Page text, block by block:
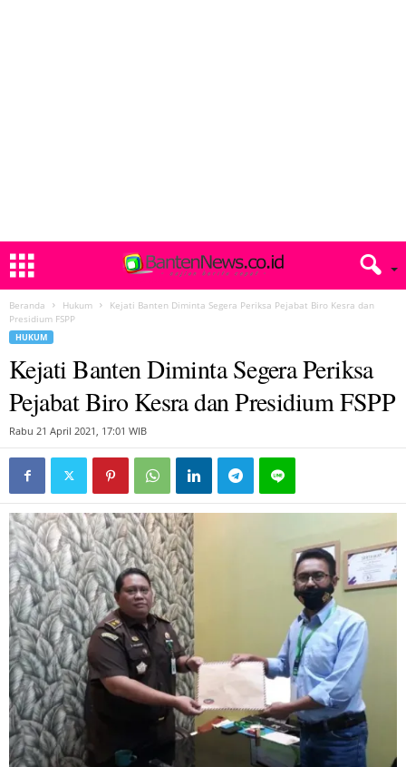
Beranda Hukum
Kejati Banten Diminta Segera Periksa Pejabat Biro Kesra dan
Presidium FSPP
HUKUM
Kejati Banten Diminta Segera Periksa
Pejabat Biro Kesra dan Presidium FSPP
Rabu 21 April 2021, 17:01 WIB